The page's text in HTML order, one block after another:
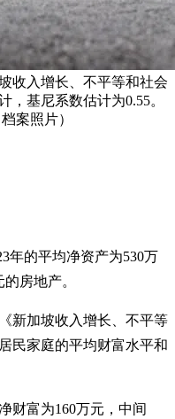
收入增长、不平等和社会
，基尼系数估计为0.55。
案照片）
年的平均净资产为530万
房地产。
新加坡收入增长、不平等
民家庭的平均财富水平和
财富为160万元，中间